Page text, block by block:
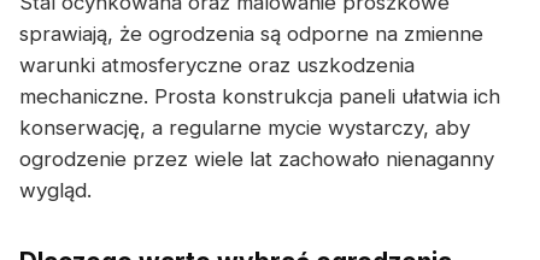
sprawiają, że ogrodzenia są odporne na zmienne
warunki atmosferyczne oraz uszkodzenia
mechaniczne. Prosta konstrukcja paneli ułatwia ich
konserwację, a regularne mycie wystarczy, aby
ogrodzenie przez wiele lat zachowało nienaganny
wygląd.